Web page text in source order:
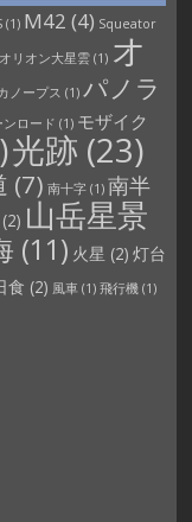
(1) M42 (4) Squeator
オリオン大星雲(1) オ
ノープス (1) パノラ
ンロード (1) モザイク
光跡 (23)
(7) 南十字(1) 南半
山岳星景
(11) 火星 (2) 灯台
食 (2) 風車(1) 飛行機(1)